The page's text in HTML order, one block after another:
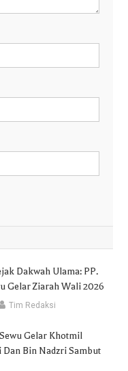
Dakwah Ulama: PP.
Gelar Ziarah Wali 2026
Tim Redaksi
Gelar Khotmil
Dan Bin Nadzri Sambut